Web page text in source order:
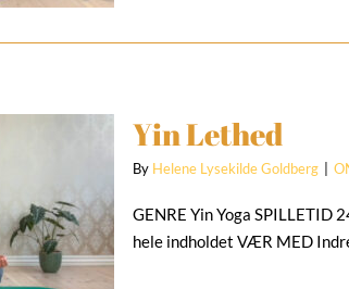
Yin Lethed
By Helene Lysekilde Goldberg
GENRE Yin Yoga SPILLETID
hele indholdet VÆR MED